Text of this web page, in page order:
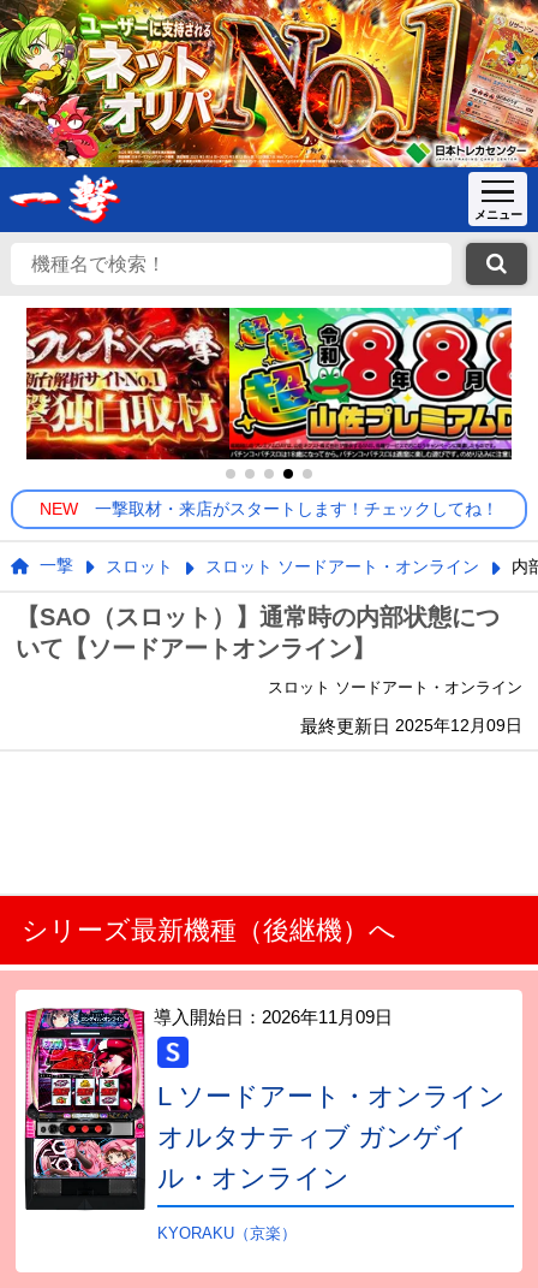
NEW 一撃取材・来店がスタートします！チェックしてね！
一撃 スロット スロット ソードアート・オンライン 内
【SAO（スロット）】通常時の内部状態につ
いて【ソードアートオンライン】
スロット ソードアート・オンライン
最終更新日 2025年12月09日
シリーズ最新機種（後継機）へ
導入開始日： 2026年11月09日
L ソードアート・オンライン
オルタナティブ ガンゲイ
ル・オンライン
KYORAKU（京楽）